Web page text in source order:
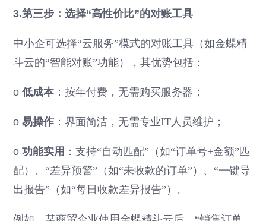
3.第三步：选择“高性价比”的对账工具
中小企可选择“云服务”模式的对账工具（如金蝶精
斗云的“智能对账”功能），其优势包括：
o低成本：按年付费，无需购买服务器；
o易操作 ：界面简洁，无需专业IT人员维护；
o功能实用 ：支持“自动匹配”（如“订单号+金额”匹
配）、“差异预警”（如“未收款的订单”）、“一键导
出报告”（如“每日收款差异报告”）。